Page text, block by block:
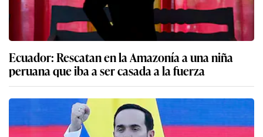
Ecuador: Rescatan en la Amazonía a una niña
peruana que iba a ser casada a la fuerza